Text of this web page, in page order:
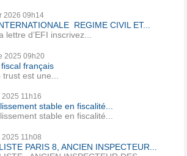
2026 09h14
REGIME CIVIL ET...
lettre d’EFI inscrivez...
2025 09h20
français
est une...
2025 11h16
stable en fiscalité...
stable en fiscalité...
2025 11h08
PARIS 8, ANCIEN INSPECTEUR...